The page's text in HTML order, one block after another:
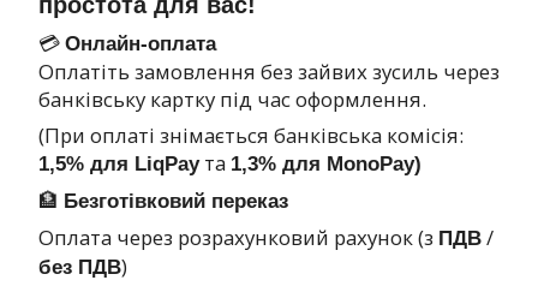
💳 Онлайн-оплата
Оплатіть замовлення без зайвих зусиль через
банківську картку під час оформлення.
(При оплаті знімається банківська комісія:
1,5% для LiqPayта 1,3% для MonoPay)
🏦 Безготівковий переказ
Оплата через розрахунковий рахунок (з ПДВ /
без ПДВ)